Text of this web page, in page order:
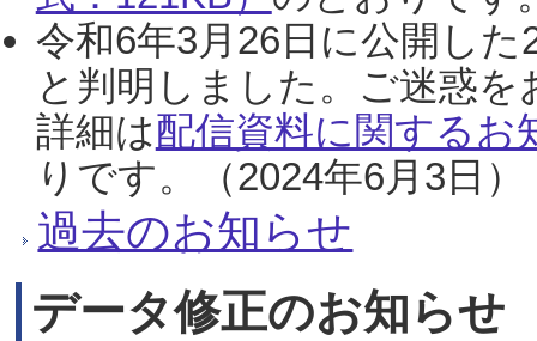
令和6年3月26日に公開し
と判明しました。ご迷惑
詳細は配信資料に関するお
りです。（2024年6月3日）
過去のお知らせ
データ修正のお知らせ